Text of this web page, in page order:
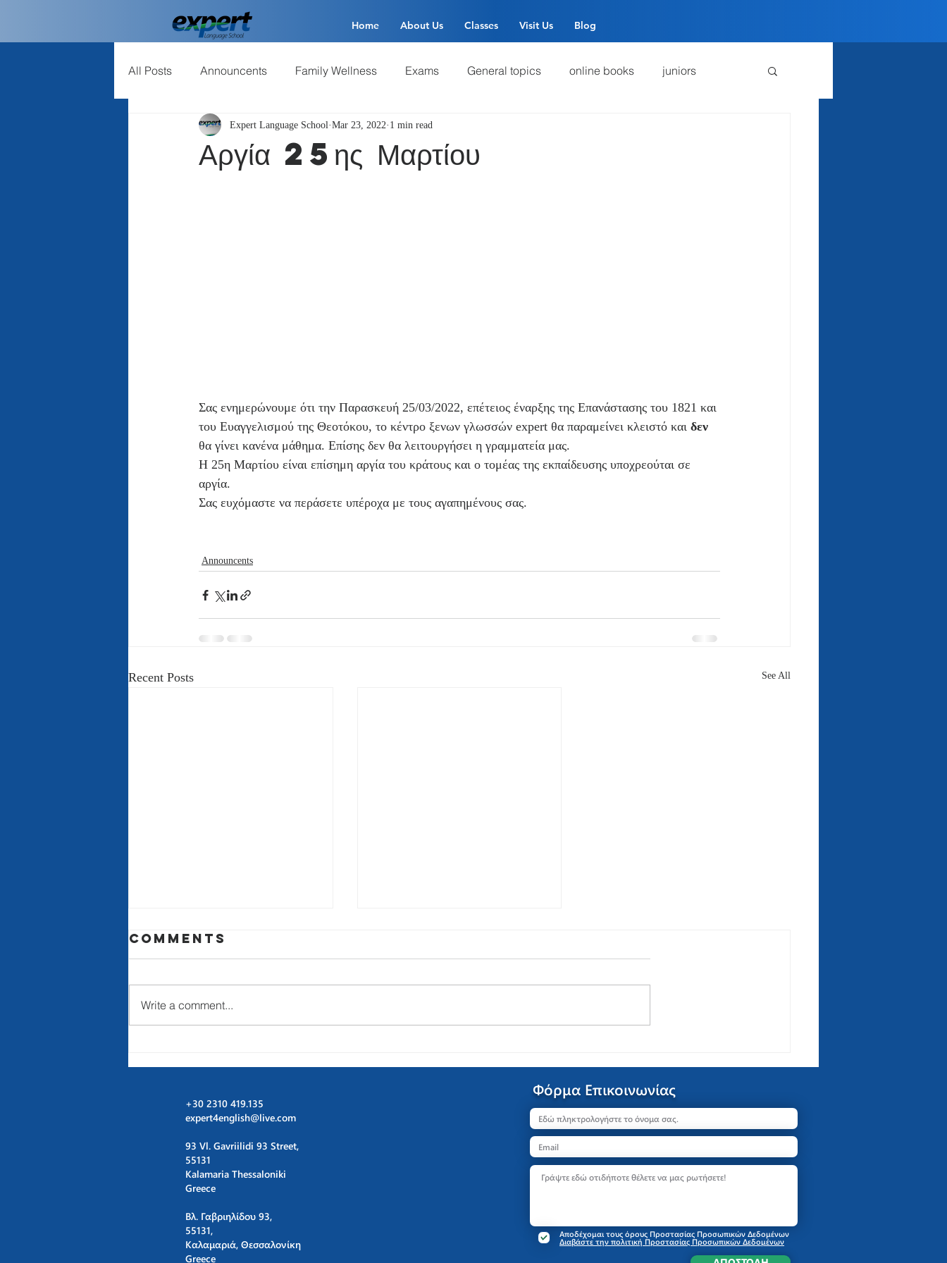
Home About Us Classes Visit Us Blog
All Posts Announcents Family Wellness Exams General topics online books juniors
εκμάθηση ξένων γλωσσών
Αργία 25ης Μαρτίου
Expert Language School Mar 23, 2022 1 min read
Σας ενημερώνουμε ότι την Παρασκευή 25/03/2022, επέτειος έναρξης της Επανάστασης του 1821 και
του Ευαγγελισμού της Θεοτόκου, το κέντρο ξενων γλωσσών expert θα παραμείνει κλειστό και δεν
θα γίνει κανένα μάθημα. Επίσης δεν θα λειτουργήσει η γραμματεία μας.
Η 25η Μαρτίου είναι επίσημη αργία του κράτους και ο τομέας της εκπαίδευσης υποχρεούται σε
αργία.
Σας ευχόμαστε να περάσετε υπέροχα με τους αγαπημένους σας.
Announcents
Recent Posts See All
English B2
Comments
Write a comment...
+30 2310 419.135
expert4english@live.com
93 Vl. Gavriilidi 93 Street,
55131
Kalamaria Thessaloniki
Greece
Βλ. Γαβριηλίδου 93,
55131,
Καλαμαριά, Θεσσαλονίκη
Greece
Αποδέχομαι τους όρους Προστασίας Προσωπικών Δεδομένων
Διαβάστε την πολιτική Προστασίας Προσωπικών Δεδομένων
Φόρμα Επικοινωνίας